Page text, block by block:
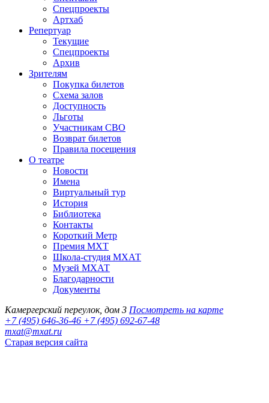
Спецпроекты
Артхаб
Репертуар
Текущие
Спецпроекты
Архив
Зрителям
Покупка билетов
Схема залов
Доступность
Льготы
Участникам СВО
Возврат билетов
Правила посещения
О театре
Новости
Имена
Виртуальный тур
История
Библиотека
Контакты
Короткий Метр
Премия МХТ
Школа-студия МХАТ
Музей МХАТ
Благодарности
Документы
Камергерский переулок, дом 3 Посмотреть на карте
+7 (495) 646-36-46 +7 (495) 692-67-48‬
mxat@mxat.ru
Старая версия сайта